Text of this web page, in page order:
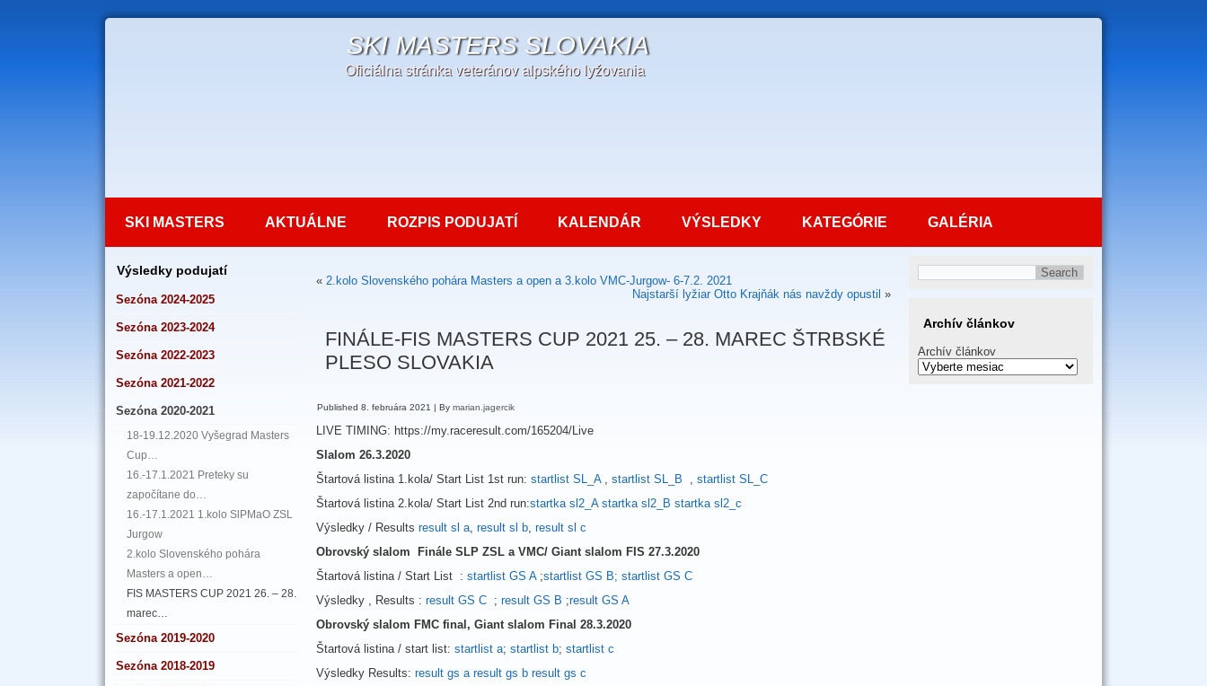
SKI MASTERS SLOVAKIA
Oficiálna stránka veteránov alpského lyžovania
SKI MASTERS AKTUÁLNE ROZPIS PODUJATÍ KALENDÁR VÝSLEDKY KATEGÓRIE GALÉRIA
Výsledky podujatí
Sezóna 2024-2025
Sezóna 2023-2024
Sezóna 2022-2023
Sezóna 2021-2022
Sezóna 2020-2021
18-19.12.2020 Vyšegrad Masters
Cup…
16.-17.1.2021 Preteky su
započítane do…
16.-17.1.2021 1.kolo SlPMaO ZSL
Jurgow
2.kolo Slovenského pohára
Masters a open…
FIS MASTERS CUP 2021 26. – 28.
marec…
Sezóna 2019-2020
Sezóna 2018-2019
« 2.kolo Slovenského pohára Masters a open a 3.kolo VMC-Jurgow- 6-7.2. 2021
Najstarší lyžiar Otto Krajňák nás navždy opustil »
FINÁLE-FIS MASTERS CUP 2021 25. – 28. MAREC ŠTRBSKÉ
PLESO SLOVAKIA
Published 8. februára 2021 | By marian.jagercik
LIVE TIMING: https://my.raceresult.com/165204/Live
Slalom 26.3.2020
Štartová listina 1.kola/ Start List 1st run: startlist SL_A, startlist SL_B , startlist SL_C
Štartová listina 2.kola/ Start List 2nd run:startka sl2_A startka sl2_B startka sl2_c
Výsledky / Results result sl a, result sl b, result sl c
Obrovský slalom Finále SLP ZSL a VMC/ Giant slalom FIS 27.3.2020
Štartová listina / Start List : startlist GS A;startlist GS B; startlist GS C
Výsledky , Results : result GS C ; result GS B ;result GS A
Obrovský slalom FMC final, Giant slalom Final 28.3.2020
Štartová listina / start list: startlist a; startlist b; startlist c
Výsledky Results: result gs a result gs b result gs c
Archív článkov
Archív článkov